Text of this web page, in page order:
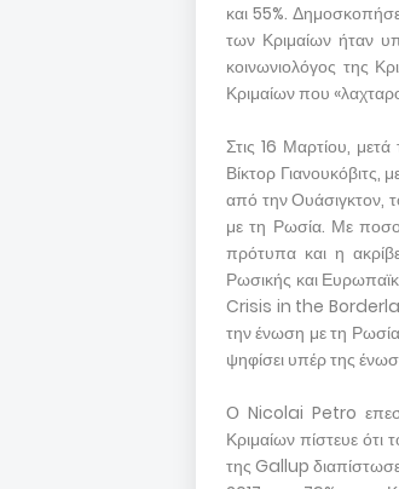
και 55%.
των Κριμαίων ήταν
κοινωνιολόγος της
Κριμαίων που
Στις 16 Μαρτίου,
Βίκτορ
από την Ουάσιγκτον,
με τη Ρωσία. Με
πρότυπα και η
Ρωσικής και
Crisis in the
την ένωση με τη
ψηφίσει υπέρ της
Ο Nicolai Petro
Κριμαίων πίστευε
της Gallup